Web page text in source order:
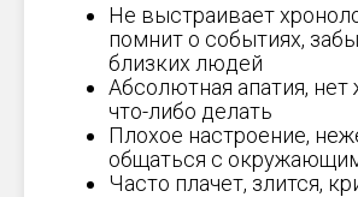
Не выстраивает
помнит о событиях,
близких людей
Абсолютная апатия, нет
что-либо делать
Плохое настроение,
общаться с
Часто плачет, злится,